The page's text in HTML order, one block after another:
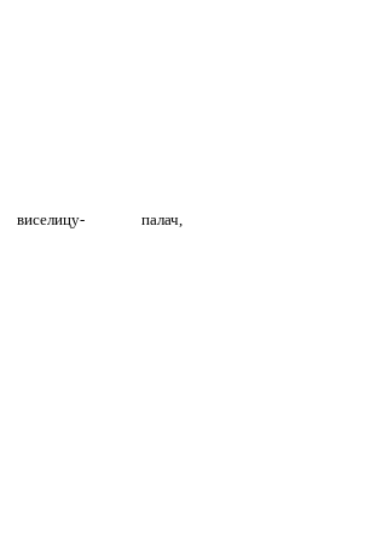
палач,